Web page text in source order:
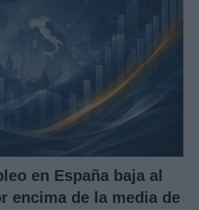
en España baja al
encima de la media de